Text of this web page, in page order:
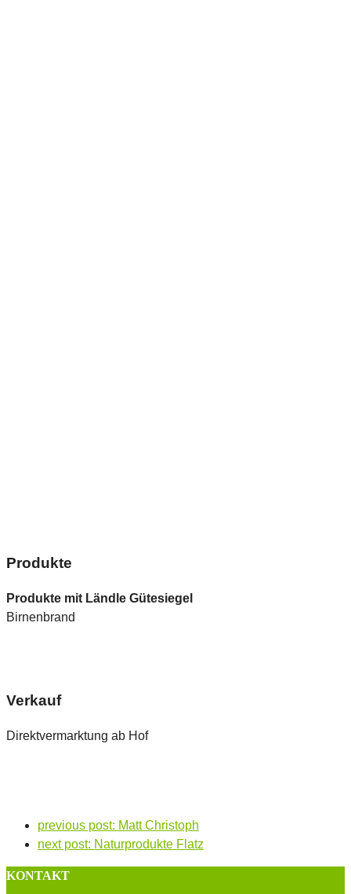
Produkte
Produkte mit Ländle Gütesiegel
Birnenbrand
Verkauf
Direktvermarktung ab Hof
previous post: Matt Christoph
next post: Naturprodukte Flatz
KONTAKT